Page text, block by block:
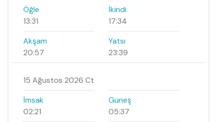
Öğle
13:31
İkindi
17:34
Akşam
20:57
Yatsı
23:39
15 Ağustos 2026 Ct
İmsak
02:21
Güneş
05:37